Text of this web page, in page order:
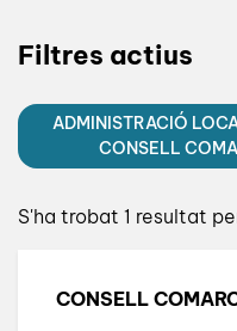
Filtres actius
ADMINISTRACIÓ
CONSELL
S'ha trobat 1 resultat
CONSELL